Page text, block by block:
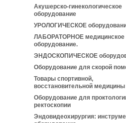
Акушерско-гинекологическое
оборудование
УРОЛОГИЧЕСКОЕ
ЛАБОРАТОРНОЕ медицинское
оборудование.
ЭНДОСКОПИЧЕСКОЕ
Оборудование для скорой
Товары спортивной,
восстановительной медицины
Оборудование для
ректоскопии
Эндовидеохирургия: